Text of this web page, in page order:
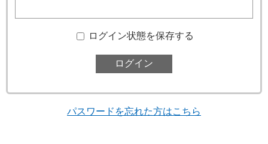
ログイン状態を保存する
パスワードを忘れた方はこちら